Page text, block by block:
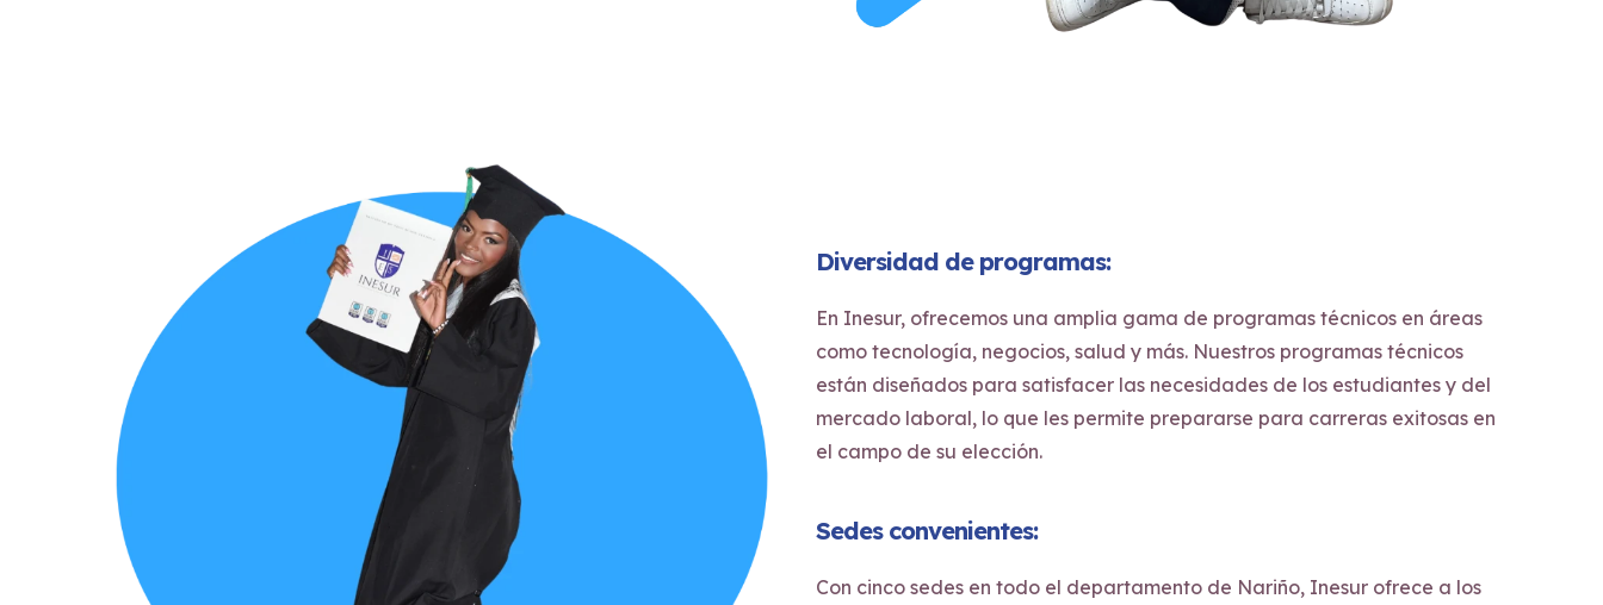
Diversidad de programas:
En Inesur, ofrecemos una amplia gama de programas técnicos en áreas
como tecnología, negocios, salud y más. Nuestros programas técnicos
están diseñados para satisfacer las necesidades de los estudiantes y del
mercado laboral, lo que les permite prepararse para carreras exitosas en
el campo de su elección.
Sedes convenientes:
Con cinco sedes en todo el departamento de Nariño, Inesur ofrece a los